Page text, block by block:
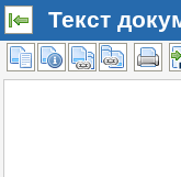
Текст